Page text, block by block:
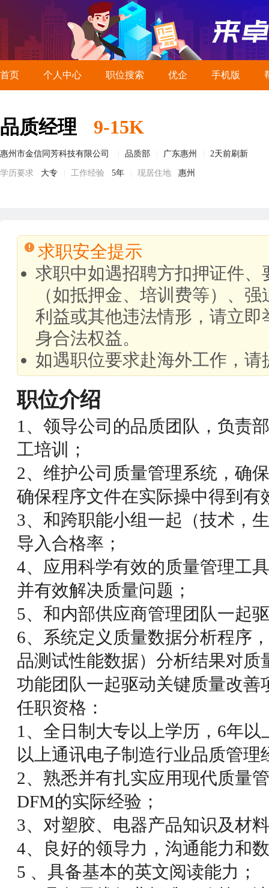
首页 个人中心 职位搜索 优企 手机版
品质经理 9-15K
惠州市金信同芳科技有限公司 品质部 广东惠州 2天前刷新
学历要求 大专 工作经验 5年 现居住地 惠州
求职安全提示
求职中如遇招聘方扣押证件
（如抵押金、培训费等）、
利益或其他违法情形，请立
身合法权益。
如遇职位要求赴海外工作，
职位介绍
1、领导公司的品质团队，负责
工培训；
2、维护公司质量管理系统，确
确保程序文件在实际操中得到有
3、和跨职能小组一起（技术，
导入合格率；
4、应用科学有效的质量管理工
并有效解决质量问题；
5、和内部供应商管理团队一起
6、系统定义质量数据分析程序
品测试性能数据）分析结果对
功能团队一起驱动关键质量改善
任职资格：
1、全日制大专以上学历，6年
以上通讯电子制造行业品质管理
2、熟悉并有扎实应用现代质量
DFM的实际经验；
3、对塑胶、电器产品知识及材
4、良好的领导力，沟通能力和
5 、具备基本的英文阅读能力；